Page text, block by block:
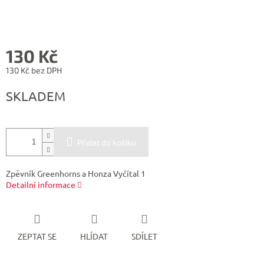
130 Kč
130 Kč bez DPH
cena:
SKLADEM
Přidat do košíku
Zpěvník Greenhorns a Honza Vyčítal 1
Detailní informace
ZEPTAT SE HLÍDAT SDÍLET